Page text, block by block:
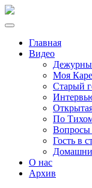
Главная
Видео
Моя
Старый
По
Вопросы
Гость в
О нас
Архив